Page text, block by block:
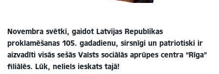
Novembra svētki, gaidot Latvijas Republikas
proklamēšanas 105. gadadienu, sirsnīgi un patriotiski ir
aizvadīti visās sešās Valsts sociālās aprūpes centra “Rīga”
filiālēs. Lūk, neliels ieskats tajā!